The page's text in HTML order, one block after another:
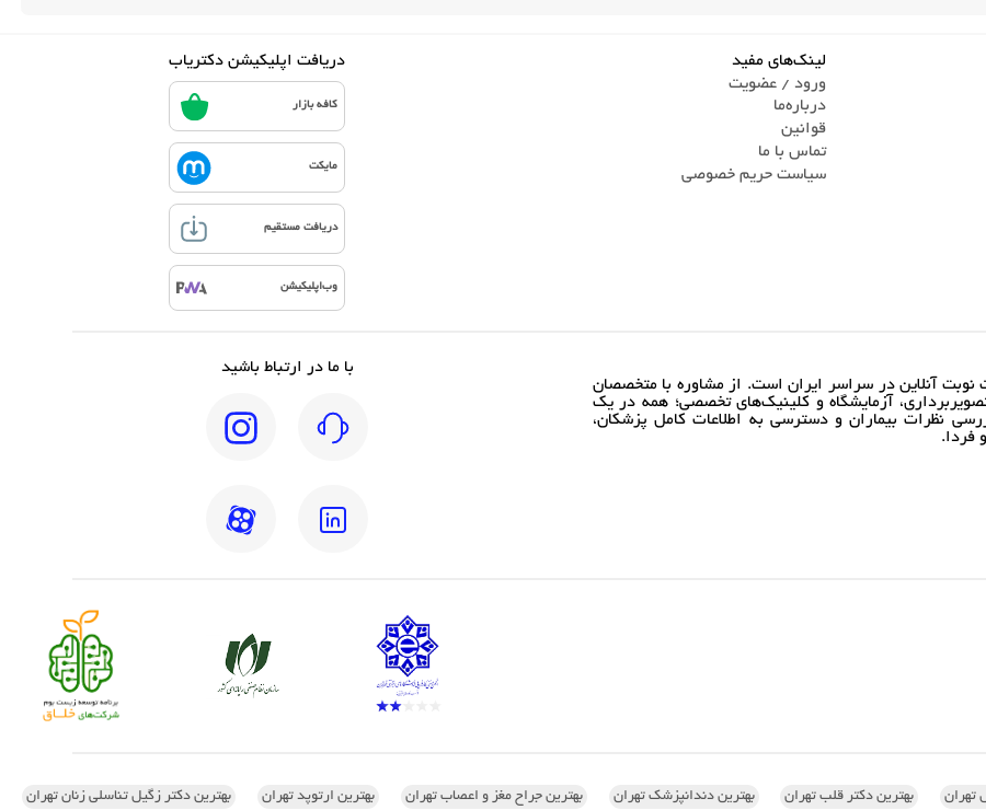
لینک‌های مفید
ورود / عضویت
درباره‌ما
قوانین
تماس ‌با ما
سیاست حریم خصوصی
دریافت اپلیکیشن دکتریاب
کافه بازار
مایکت
دریافت مستقیم
وب‌اپلیکیشن
آنلاین در سراسر ایران است. از مشاوره با متخصصان
آزمایشگاه و کلینیک‌های تخصصی؛ همه در یک
نظرات بیماران و دسترسی به اطلاعات کامل پزشکان،
فردا.
با ما در ارتباط باشید
تهران بهترین دکتر قلب تهران بهترین دندانپزشک تهران بهترین جراح مغز و اعصاب تهران بهترین ارتوپد تهران بهترین دکتر زگیل تناسلی زنان تهران